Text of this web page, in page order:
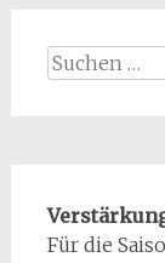
Suchen
Für die